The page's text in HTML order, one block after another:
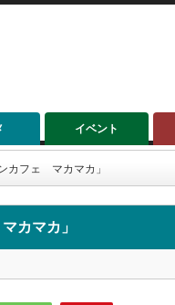
イベント
カフェ マカマカ」
カマカ」